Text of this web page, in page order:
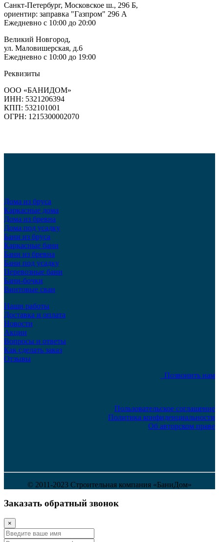
Санкт-Петербург, Московское ш., 296 Б,
ориентир: заправка "Газпром" 296 А
Ежедневно с 10:00 до 20:00
Великий Новгород,
ул. Маловишерская, д.6
Ежедневно с 10:00 до 19:00
Реквизиты
ООО «БАНИДОМ»
ИНН: 5321206394
КПП: 532101001
ОГРН: 1215300002070
Дома из бруса
Каркасные дома
Дома из бревна
Дома под усадку
Бани из бруса
Каркасные бани
Бани из бревна
Бани под усадку
Перевозные бани
Бани-бочки
Винтовые сваи
Наши работы
Доставка и оплата
Новости
Акции
Вопросы и ответы
Как сделать заказ
Отзывы
Позвонить нам
Пользовательское соглашение
Политика конфиденциальности
Об авторском праве
© 2011-2023 Строительная компания «БаниДом»
Заказать обратный звонок
×